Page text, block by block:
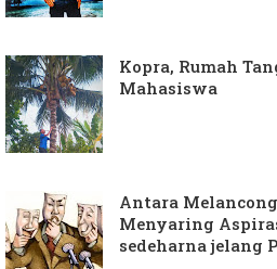
Kopra, Rumah
Mahasiswa
Antara
Menyaring
sedeharna jelang